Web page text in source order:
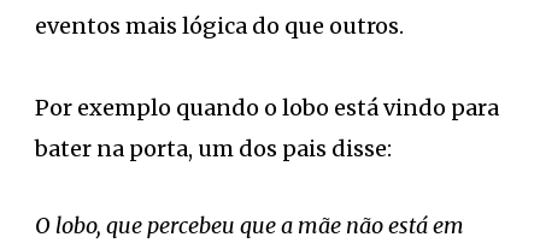
eventos mais lógica do que outros.
Por exemplo quando o lobo está vindo para
bater na porta, um dos pais disse:
O lobo, que percebeu que a mãe não está em